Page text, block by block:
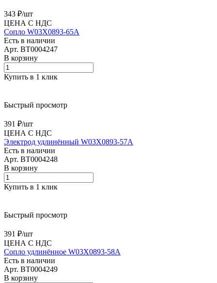
343 ₽/шт
ЦЕНА С НДС
Сопло W03X0893-65A
Есть в наличии
Арт. BT0004247
В корзину
Купить в 1 клик
Быстрый просмотр
391 ₽/шт
ЦЕНА С НДС
Электрод удлинённый W03X0893-57A
Есть в наличии
Арт. BT0004248
В корзину
Купить в 1 клик
Быстрый просмотр
391 ₽/шт
ЦЕНА С НДС
Сопло удлинённое W03X0893-58A
Есть в наличии
Арт. BT0004249
В корзину